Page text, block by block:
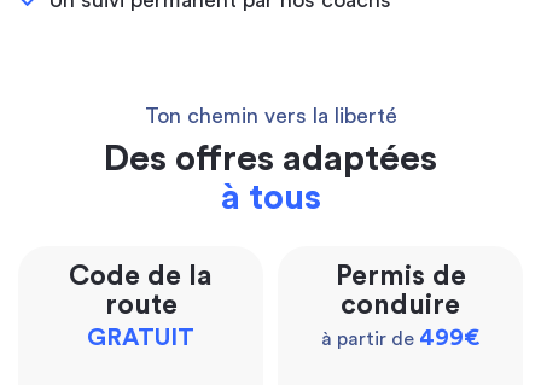
Ton chemin vers la liberté
Des offres adaptées
à tous
Code de la
route
GRATUIT
Permis de
conduire
à partir de 499€